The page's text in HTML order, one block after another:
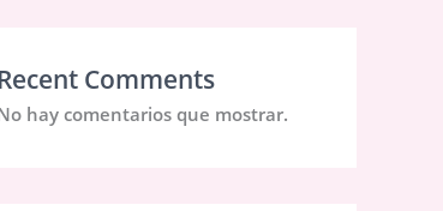
Recent Comments
hay comentarios que mostrar.